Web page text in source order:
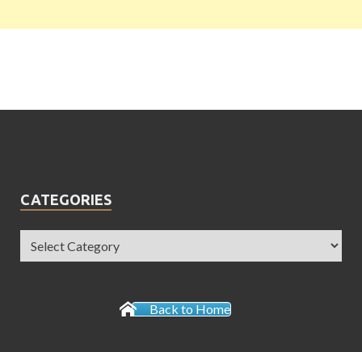
CATEGORIES
Back to Home